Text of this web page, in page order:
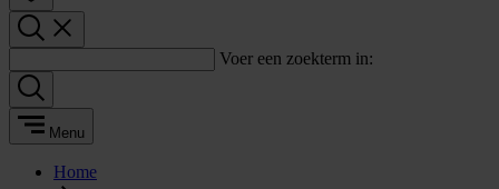
Voer een zoekterm in:
Menu
Home